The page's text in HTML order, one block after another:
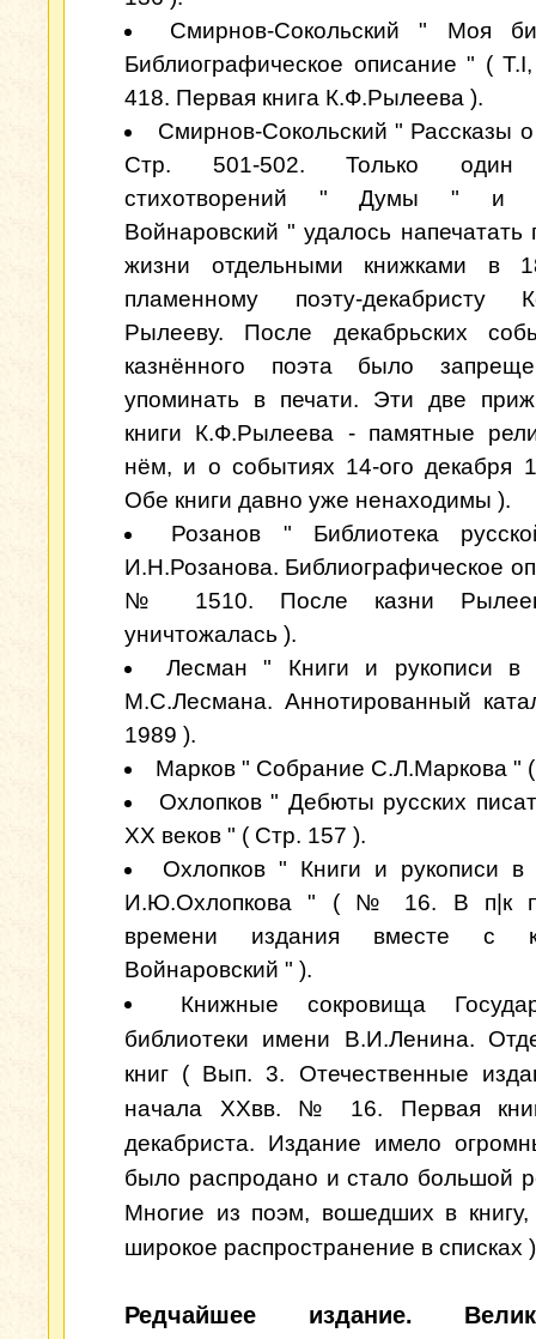
Смирнов-Сокольский " Моя
Библиографическое описание " (
418. Первая книга К.Ф.Рылеева ).
Смирнов-Сокольский " Рассказы о
Стр. 501-502. Только один
стихотворений " Думы " и
Войнаровский " удалось напечатать
жизни отдельными книжками в
пламенному поэту-декабристу
Рылееву. После декабрьских
казнённого поэта было
упоминать в печати. Эти две
книги К.Ф.Рылеева - памятные
нём, и о событиях 14-ого декабря
Обе книги давно уже ненаходимы ).
Розанов " Библиотека
И.Н.Розанова. Библиографическое
№ 1510. После казни
уничтожалась ).
Лесман " Книги и рукописи в
М.С.Лесмана. Аннотированный
1989 ).
Марков " Собрание С.Л.Маркова "
Охлопков " Дебюты русских
XX веков " ( Стр. 157 ).
Охлопков " Книги и рукописи в
И.Ю.Охлопкова " ( № 16. В п|к
времени издания вместе с
Войнаровский " ).
Книжные сокровища
библиотеки имени В.И.Ленина.
книг ( Вып. 3. Отечественные
начала XXвв. № 16. Первая
декабриста. Издание имело
было распродано и стало большой
Многие из поэм, вошедших в книгу,
широкое распространение в списках
Редчайшее издание.